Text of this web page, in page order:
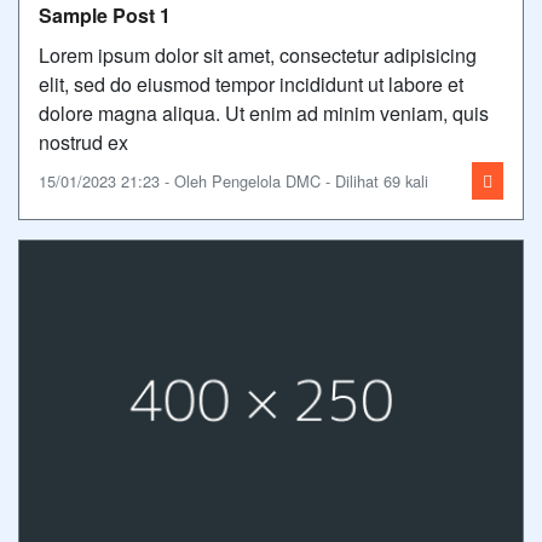
Sample Post 1
Lorem ipsum dolor sit amet, consectetur adipisicing
elit, sed do eiusmod tempor incididunt ut labore et
dolore magna aliqua. Ut enim ad minim veniam, quis
nostrud ex
15/01/2023 21:23 - Oleh Pengelola DMC - Dilihat 69 kali